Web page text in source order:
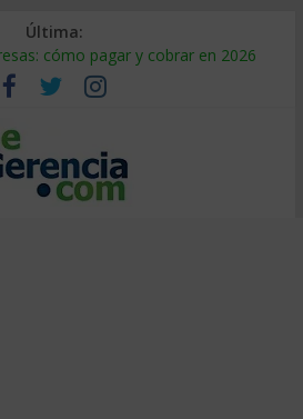
Última:
cómo pagar y cobrar en 2026
es y por qué sale tan caro
cómo auditarla a tiempo
de suministro: qué hacer
UU.: cómo segmentarlo y venderle